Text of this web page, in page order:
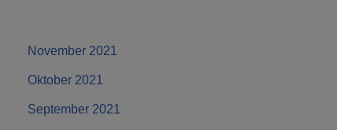
November 2021
Oktober 2021
September 2021